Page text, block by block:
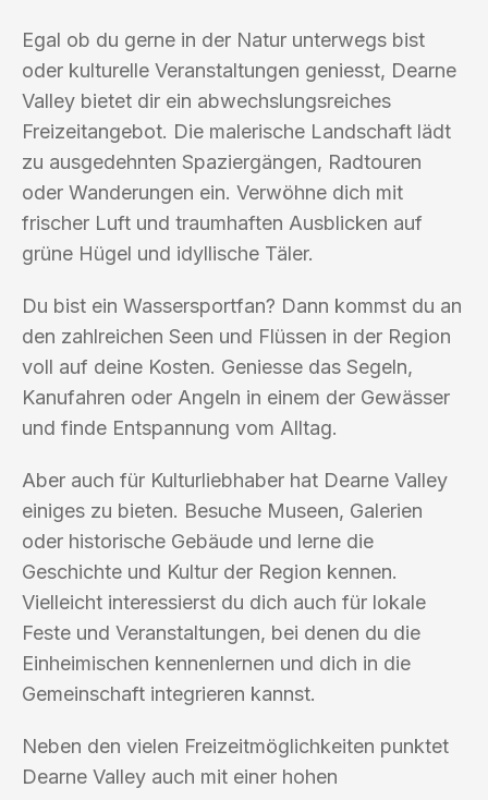
Egal ob du gerne in der Natur unterwegs bist
oder kulturelle Veranstaltungen geniesst, Dearne
Valley bietet dir ein abwechslungsreiches
Freizeitangebot. Die malerische Landschaft lädt
zu ausgedehnten Spaziergängen, Radtouren
oder Wanderungen ein. Verwöhne dich mit
frischer Luft und traumhaften Ausblicken auf
grüne Hügel und idyllische Täler.
Du bist ein Wassersportfan? Dann kommst du an
den zahlreichen Seen und Flüssen in der Region
voll auf deine Kosten. Geniesse das Segeln,
Kanufahren oder Angeln in einem der Gewässer
und finde Entspannung vom Alltag.
Aber auch für Kulturliebhaber hat Dearne Valley
einiges zu bieten. Besuche Museen, Galerien
oder historische Gebäude und lerne die
Geschichte und Kultur der Region kennen.
Vielleicht interessierst du dich auch für lokale
Feste und Veranstaltungen, bei denen du die
Einheimischen kennenlernen und dich in die
Gemeinschaft integrieren kannst.
Neben den vielen Freizeitmöglichkeiten punktet
Dearne Valley auch mit einer hohen